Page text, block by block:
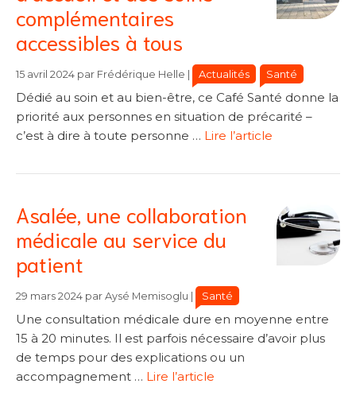
complémentaires
accessibles à tous
15 avril 2024 par Frédérique Helle Catégories
Catégories
Actualités Santé
Dédié au soin et au bien-être, ce Café Santé donne la
priorité aux personnes en situation de précarité –
c’est à dire à toute personne … Lire l’article
Asalée, une collaboration
médicale au service du
patient
29 mars 2024 par Aysé Memisoglu Catégories
Catégories
Santé
Une consultation médicale dure en moyenne entre
15 à 20 minutes. Il est parfois nécessaire d’avoir plus
de temps pour des explications ou un
accompagnement … Lire l’article